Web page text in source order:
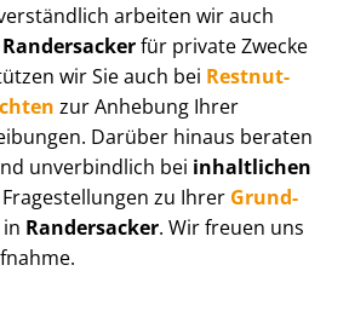
arbeiten wir auch
Randersackerfür private Zwecke
wir Sie auch bei Rest­nut­
zur Anhebung Ihrer
Darüber hinaus beraten
unverbindlich bei inhaltlichen
Fragestellungen zu Ihrer Grund­
in Randersacker. Wir freuen uns